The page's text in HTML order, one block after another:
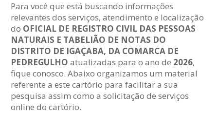
Para você que está buscando informações
relevantes dos serviços, atendimento e localização
do OFICIAL DE REGISTRO CIVIL DAS PESSOAS
NATURAIS E TABELIÃO DE NOTAS DO
DISTRITO DE IGAÇABA, DA COMARCA DE
PEDREGULHO atualizadas para o ano de 2026,
fique conosco. Abaixo organizamos um material
referente a este cartório para facilitar a sua
pesquisa assim como a solicitação de serviços
online do cartório.